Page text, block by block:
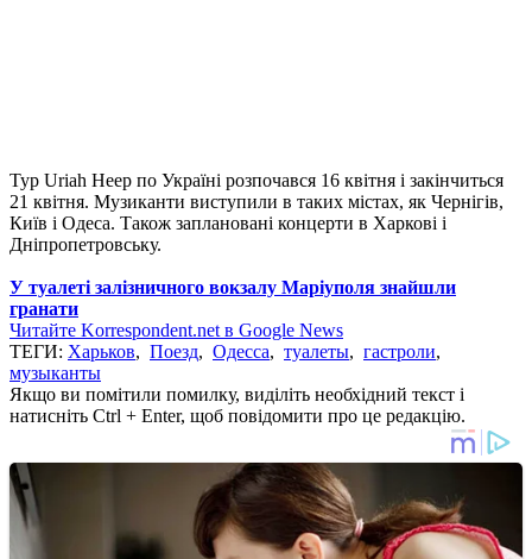
Тур Uriah Heep по Україні розпочався 16 квітня і закінчиться
21 квітня. Музиканти виступили в таких містах, як Чернігів,
Київ і Одеса. Також заплановані концерти в Харкові і
Дніпропетровську.
У туалеті залізничного вокзалу Маріуполя знайшли
гранати
Читайте Korrespondent.net в Google News
ТЕГИ: Харьков, Поезд, Одесса, туалеты, гастроли,
музыканты
Якщо ви помітили помилку, виділіть необхідний текст і
натисніть Ctrl + Enter, щоб повідомити про це редакцію.